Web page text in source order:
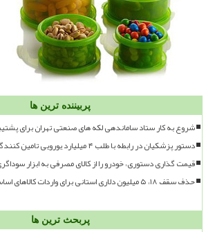
پربیننده ترین ها
شروع به کار ستاد ساماندهی لکه های صنعتی تهران برای
دستور پزشکیان در رابطه با طلب ۴ میلیارد یورویی تامین کنندگان کالاهای اساسی
قیمت گذاری دستوری، خودرو را از کالای مصرفی به ابزار
حذف سقف ۱۸، ۵ میلیون دلاری استانی برای واردات کالاهای اساسی از مرزها
پربحث ترین ها